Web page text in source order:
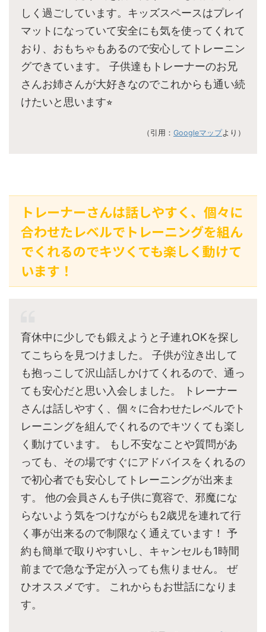
しく過ごしています。キッズスペースはプレイ
マットになっていて安全にも気を使ってくれて
おり、おもちゃもあるので安心してトレーニン
グできています。 子供達もトレーナーのお兄
さんお姉さんが大好きなのでこれからも通い続
けたいと思います⭐︎
（引用： Googleマップより）
トレーナーさんは話しやすく、個々に
合わせたレベルでトレーニングを組ん
でくれるのでキツくても楽しく動けて
います！
育休中に少しでも鍛えようと子連れOKを探し
てこちらを見つけました。 子供が泣き出して
も抱っこして沢山話しかけてくれるので、通っ
ても安心だと思い入会しました。 トレーナー
さんは話しやすく、個々に合わせたレベルでト
レーニングを組んでくれるのでキツくても楽し
く動けています。 もし不安なことや質問があ
っても、その場ですぐにアドバイスをくれるの
で初心者でも安心してトレーニングが出来ま
す。 他の会員さんも子供に寛容で、邪魔にな
らないよう気をつけながらも2歳児を連れて行
く事が出来るので制限なく通えています！ 予
約も簡単で取りやすいし、キャンセルも1時間
前までで急な予定が入っても焦りません。 ぜ
ひオススメです。 これからもお世話になりま
す。